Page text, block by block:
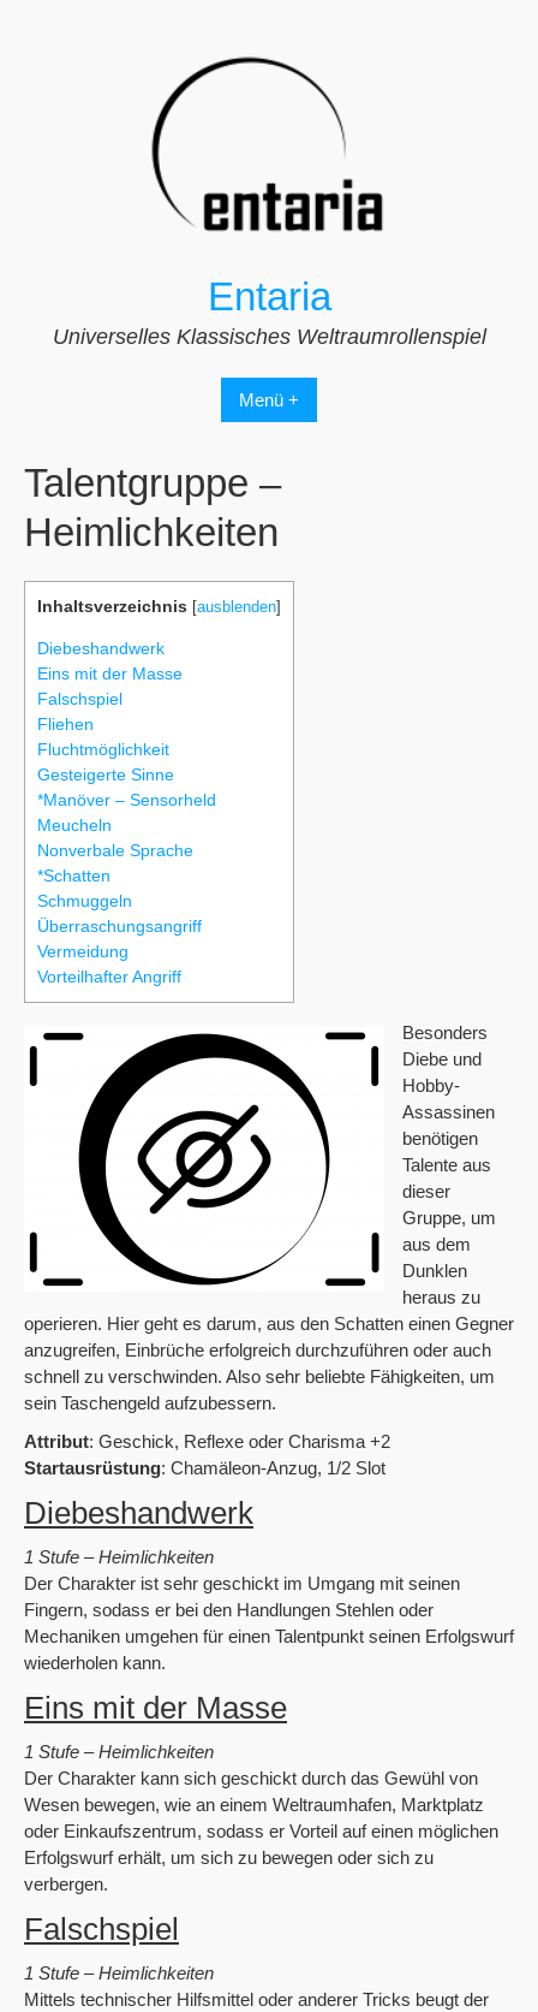
Entaria
Universelles Klassisches Weltraumrollenspiel
Menü +
Talentgruppe –
Heimlichkeiten
Inhaltsverzeichnis [ausblenden]
Diebeshandwerk
Eins mit der Masse
Falschspiel
Fliehen
Fluchtmöglichkeit
Gesteigerte Sinne
*Manöver – Sensorheld
Meucheln
Nonverbale Sprache
*Schatten
Schmuggeln
Überraschungsangriff
Vermeidung
Vorteilhafter Angriff
Besonders
Diebe und
Hobby-
Assassinen
benötigen
Talente aus
dieser
Gruppe, um
aus dem
Dunklen
heraus zu
operieren. Hier geht es darum, aus den Schatten einen Gegner
anzugreifen, Einbrüche erfolgreich durchzuführen oder auch
schnell zu verschwinden. Also sehr beliebte Fähigkeiten, um
sein Taschengeld aufzubessern.
Attribut: Geschick, Reflexe oder Charisma +2
Startausrüstung: Chamäleon-Anzug, 1/2 Slot
Diebeshandwerk
1 Stufe – Heimlichkeiten
Der Charakter ist sehr geschickt im Umgang mit seinen
Fingern, sodass er bei den Handlungen Stehlen oder
Mechaniken umgehen für einen Talentpunkt seinen Erfolgswurf
wiederholen kann.
Eins mit der Masse
1 Stufe – Heimlichkeiten
Der Charakter kann sich geschickt durch das Gewühl von
Wesen bewegen, wie an einem Weltraumhafen, Marktplatz
oder Einkaufszentrum, sodass er Vorteil auf einen möglichen
Erfolgswurf erhält, um sich zu bewegen oder sich zu
verbergen.
Falschspiel
1 Stufe – Heimlichkeiten
Mittels technischer Hilfsmittel oder anderer Tricks beugt der